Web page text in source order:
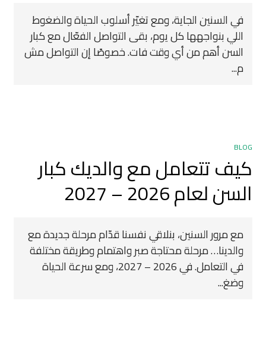
في السنين الجاية، ومع تغيّر أسلوب الحياة والضغوط
اللي بنواجهها كل يوم، بقى التواصل الفعّال مع كبار
السن أهم من أي وقت فات. خصوصًا إن التواصل مش
م...
BLOG
كيف تتعامل مع والديك كبار
السن لعام 2026 – 2027
مع مرور السنين، بنلاقي نفسنا قدّام مرحلة جديدة مع
والدينا… مرحلة محتاجة صبر واهتمام وطريقة مختلفة
في التعامل. في 2026 – 2027، ومع سرعة الحياة
وضغ...